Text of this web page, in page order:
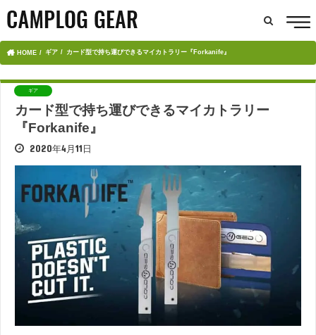
HOME ギア カード型で持ち運びできるマイカトラリー『Forkanife』
ギア
カード型で持ち運びできるマイカトラリー
『Forkanife』
2020年4月11日